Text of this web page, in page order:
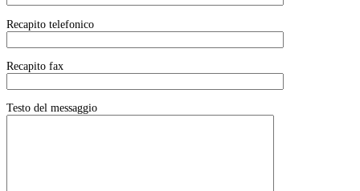
Recapito telefonico
Recapito fax
Testo del messaggio